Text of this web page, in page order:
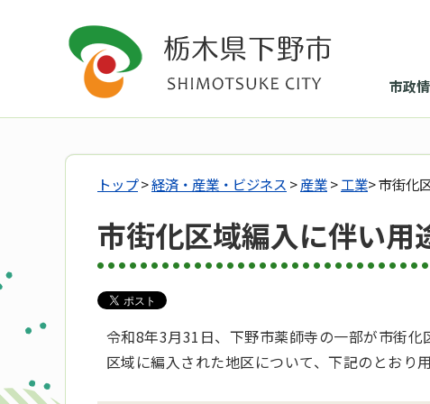
市政
トップ>経済・産業・ビジネス >産業>工業> 市街化
市街化区域編入に伴い用
令和8年3月31日、下野市薬師寺の一部が市街
区域に編入された地区について、下記のとおり